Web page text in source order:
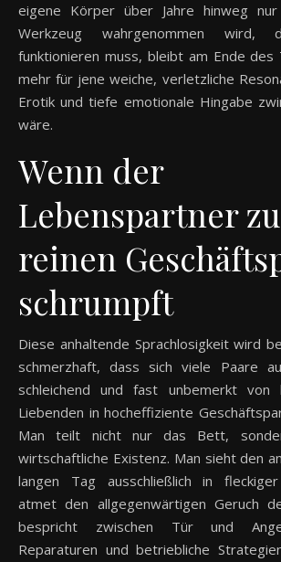
eigene Körper über Jahre hinweg
Werkzeug wahrgenommen wird,
funktionieren muss, bleibt am Ende des
mehr für jene weiche, verletzliche
Erotik und tiefe emotionale Hingabe
wäre.
Wenn der
Lebenspartner
reinen
schrumpft
Diese anhaltende Sprachlosigkeit wird
schmerzhaft, dass sich viele Paare
schleichend und fast unbemerkt von
Liebenden in hocheffiziente
Man teilt nicht nur das Bett,
wirtschaftliche Existenz. Man sieht den
langen Tag ausschließlich in fleckiger
atmet den allgegenwärtigen Geruch
bespricht zwischen Tür und
Reparaturen und betriebliche